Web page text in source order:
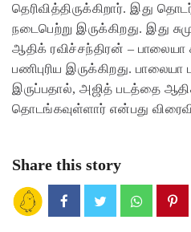
தெரிவித்திருக்கிறார். இது
நடைபெற்று இருக்கிறது. இது
ஆதிக் ரவிச்சந்திரன் –
பணிபுரிய இருக்கிறது.
இருப்பதால், அஜித் படத்தை
தொடங்கவுள்ளார் என்பது
Share this story